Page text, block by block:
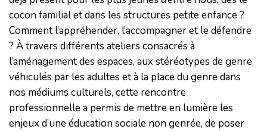
cocon familial et dans les structures petite enfance ?
Comment l’appréhender, l’accompagner et le défendre
? À travers différents ateliers consacrés à
l’aménagement des espaces, aux stéréotypes de genre
véhiculés par les adultes et à la place du genre dans
nos médiums culturels, cette rencontre
professionnelle a permis de mettre en lumière les
enjeux d’une éducation sociale non genrée, de poser